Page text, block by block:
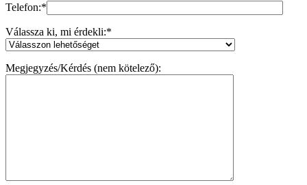
Telefon:*
Válassza ki, mi érdekli:*
Megjegyzés/Kérdés (nem kötelező):